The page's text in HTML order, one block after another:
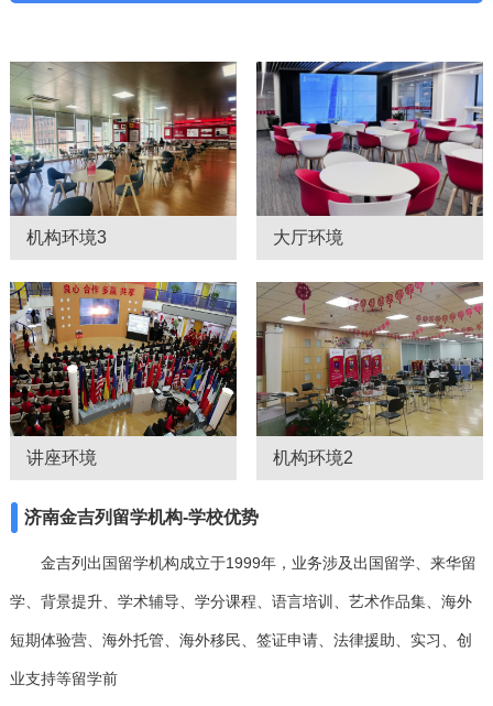
机构环境3 大厅环境
讲座环境 机构环境2
济南金吉列留学机构-学校优势
金吉列出国留学机构成立于1999年，业务涉及出国留学、来华留
学、背景提升、学术辅导、学分课程、语言培训、艺术作品集、海外
短期体验营、海外托管、海外移民、签证申请、法律援助、实习、创
业支持等留学前